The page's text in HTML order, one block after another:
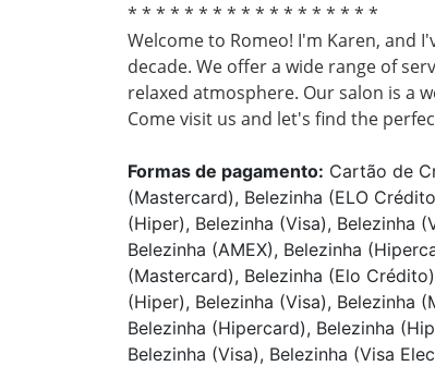
* * * * * * * * * * * * * * * * * *
Welcome to Romeo! I'm Karen, and
decade. We offer a wide range of
relaxed atmosphere. Our salon is a
Come visit us and let's find the
Formas de pagamento: Cartão de
(Mastercard), Belezinha (ELO
(Hiper), Belezinha (Visa), Belezinha
Belezinha (AMEX), Belezinha
(Mastercard), Belezinha (Elo
(Hiper), Belezinha (Visa), Belezinha
Belezinha (Hipercard), Belezinha
Belezinha (Visa), Belezinha (Visa